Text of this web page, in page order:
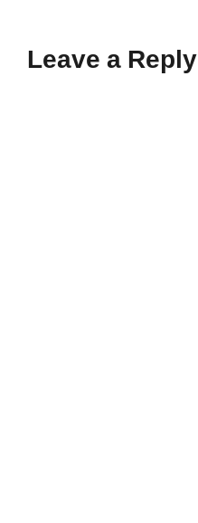
Leave a Reply